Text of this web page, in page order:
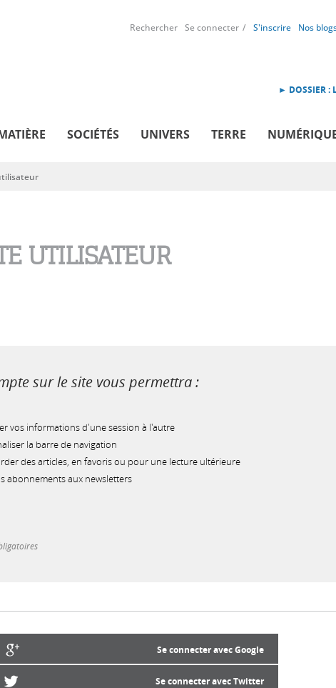
Rechercher Se connecter S'inscrire Nos
► DOSSIER :
SOCIÉTÉS UNIVERS TERRE
UTILISATEUR
sur le site vous permettra :
vos informations d'une session à l'autre
la barre de navigation
des articles, en favoris ou pour une lecture ultérieure
abonnements aux newsletters
Se connecter avec Google
Se connecter avec Twitter